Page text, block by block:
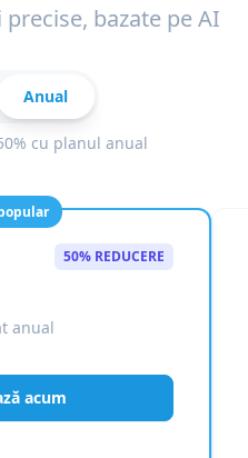
bazate pe AI
Anual
cu planul anual
50% REDUCERE
anual
acum